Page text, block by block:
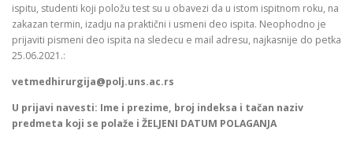
ispitu, studenti koji položu test su u obavezi da u istom ispitnom roku, na
zakazan termin, izadju na praktični i usmeni deo ispita. Neophodno je
prijaviti pismeni deo ispita na sledecu e mail adresu, najkasnije do petka
25.06.2021.:
vetmedhirurgija@polj.uns.ac.rs
U prijavi navesti: Ime i prezime, broj indeksa i tačan naziv
predmeta koji se polaže i ŽELJENI DATUM POLAGANJA